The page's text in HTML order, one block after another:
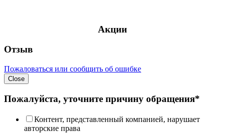
Акции
Отзыв
Пожаловаться или сообщить об ошибке
Close
Пожалуйста, уточните причину обращения*
Контент, представленный компанией, нарушает
авторские права